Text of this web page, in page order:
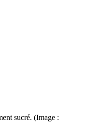
sucré. (Image :